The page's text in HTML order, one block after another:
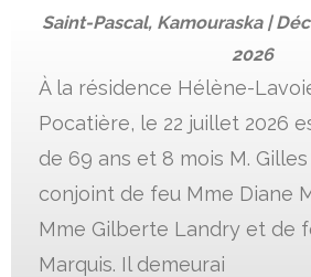
Saint-Pascal, Kamouraska |
2026
À la résidence Hélène-
Pocatière, le 22 juillet 2026
de 69 ans et 8 mois M.
conjoint de feu Mme Diane
Mme Gilberte Landry et de
Marquis. Il demeurai